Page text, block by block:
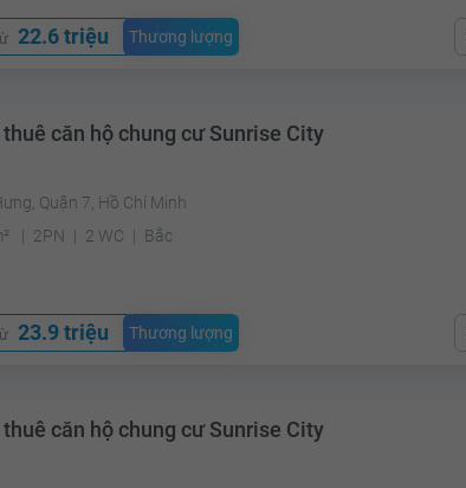
22.6 triệu Thương lượng
thuê căn hộ chung cư Sunrise City
Quận 7, Hồ Chí Minh
2PN 2 WC Bắc
23.9 triệu Thương lượng
thuê căn hộ chung cư Sunrise City